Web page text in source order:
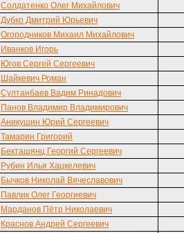
Солдатенко Олег Михайлович
Дубко Дмитрий Юрьевич
Огородников Михаил Михайлович
Иванков Игорь
Югов Сергей Сергеевич
Шайкевич Роман
Султанбаев Вадим Ринадович
Панов Владимир Владимирович
Аникушин Юрий Сергеевич
Тамарин Григорий
Бекташянц Георгий Сергеевич
Рубин Илья Хацкелевич
Бычков Николай Вячеславович
Павлик Олег Георгиевич
Марданов Пётр Николаевич
Краснов Андрей Сергеевич